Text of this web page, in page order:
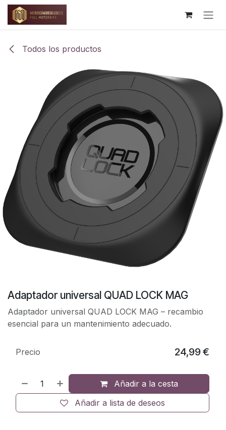
Ir al contenido
Todos los productos
Adaptador universal QUAD LOCK MAG
Adaptador universal QUAD LOCK MAG – recambio
esencial para un mantenimiento adecuado.
Añadir a la cesta
Añadir a lista de deseos
Precio 24,99€